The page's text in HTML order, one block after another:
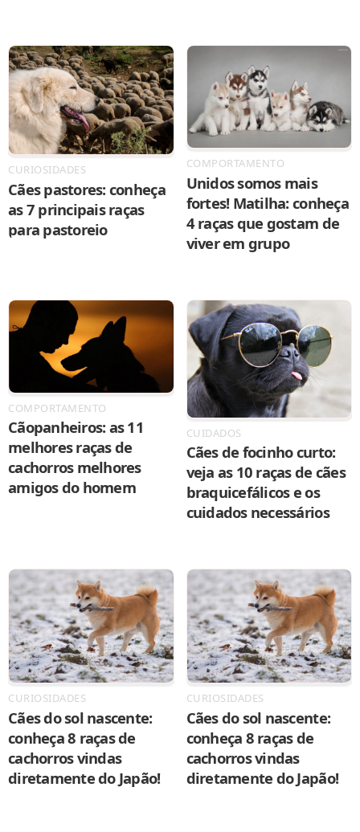
CURIOSIDADES
Cães pastores: conheça
as 7 principais raças
para pastoreio
COMPORTAMENTO
Unidos somos mais
fortes! Matilha: conheça
4 raças que gostam de
viver em grupo
COMPORTAMENTO
Cãopanheiros: as 11
melhores raças de
cachorros melhores
amigos do homem
CUIDADOS
Cães de focinho curto:
veja as 10 raças de cães
braquicefálicos e os
cuidados necessários
CURIOSIDADES
Cães do sol nascente:
conheça 8 raças de
cachorros vindas
diretamente do Japão!
CURIOSIDADES
Cães do sol nascente:
conheça 8 raças de
cachorros vindas
diretamente do Japão!